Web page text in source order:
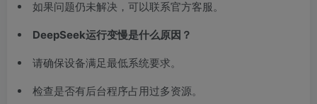
如果问题仍未解决，可以联系官方客服。
DeepSeek运行变慢是什么原因？
请确保设备满足最低系统要求。
检查是否有后台程序占用过多资源。